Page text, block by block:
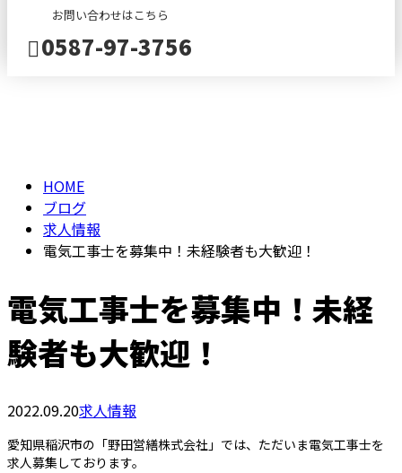
お問い合わせはこちら
0587-97-3756
HOME
ブログ
求人情報
電気工事士を募集中！未経験者も大歓迎！
電気工事士を募集中！未経
験者も大歓迎！
2022.09.20求人情報
愛知県稲沢市の「野田営繕株式会社」では、ただいま電気工事士を
求人募集しております。